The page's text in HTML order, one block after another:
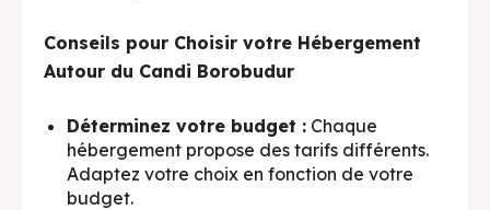
Conseils pour Choisir votre Hébergement
Autour du Candi Borobudur
Déterminez votre budget : Chaque
hébergement propose des tarifs différents.
Adaptez votre choix en fonction de votre
budget.